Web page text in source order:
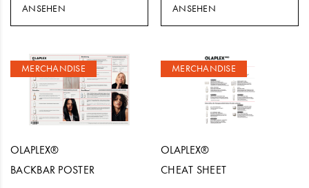
ANSEHEN ANSEHEN
MERCHANDISE
OLAPLEX®
BACKBAR POSTER
MERCHANDISE
OLAPLEX®
CHEAT SHEET